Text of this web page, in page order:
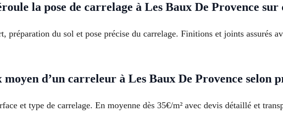
la pose de carrelage à Les Baux De Provence
préparation du sol et pose précise du carrelage. Finitions et joints assurés
d’un carreleur à Les Baux De Provence selon
et type de carrelage. En moyenne dès 35€/m² avec devis détaillé et